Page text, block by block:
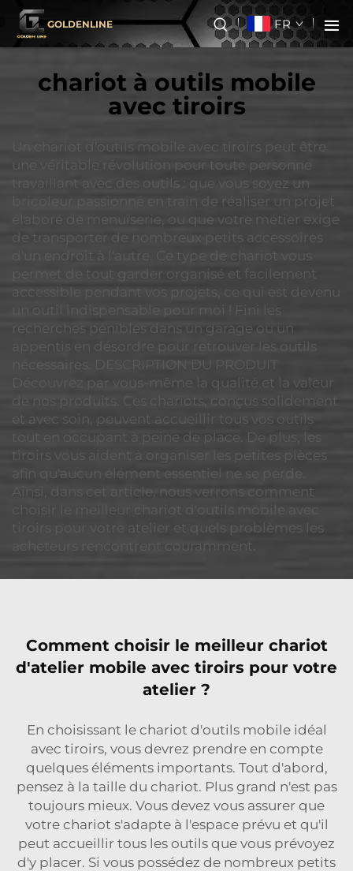
GOLDENLINE FR
chariot à outils mobile
avec tiroirs
Un chariot d'outils mobile avec tiroirs peut être
une véritable révolution pour toute personne
travaillant avec des outils : que vous soyez un
bricoleur passionné en train de réaliser un projet
élaboré de menuiserie, ou que votre métier exige
de transporter de nombreux petits accessoires
d'un endroit à l'autre. Ce type de chariot vous
permet de tout garder organisé et facilement
accessible pendant vos projets, ce qui est devenu
un outil indispensable pour moi ! Fini les
recherches pénibles dans un garage ou un
appentis en désordre pour retrouver les outils
nécessaires. DESCRIPTION DU PRODUIT
Découvrez par vous-même la qualité et la valeur
de nos produits. Ces chariots, conçus solidement
et avec soin, peuvent accueillir tous vos outils
tout en occupant à peine de place. De plus, les
tiroirs vous aident à organiser les petites pièces
afin qu'aucun élément essentiel ne se perde.
Ainsi, dans cet article, nous verrons comment
choisir le meilleur chariot d'outils mobile avec
tiroirs pour votre atelier et quels problèmes les
acheteurs rencontrent couramment.
Comment choisir le meilleur chariot
d'atelier mobile avec tiroirs pour votre
atelier ?
En choisissant le chariot d'outils mobile idéal
avec tiroirs, vous devrez prendre en compte
quelques éléments importants. Tout d'abord,
pensez à la taille du chariot. Plus grand n'est pas
toujours mieux. Vous devez vous assurer que
votre chariot s'adapte à l'espace prévu et qu'il
peut accueillir tous les outils que vous prévoyez
d'y placer. Si vous possédez de nombreux petits